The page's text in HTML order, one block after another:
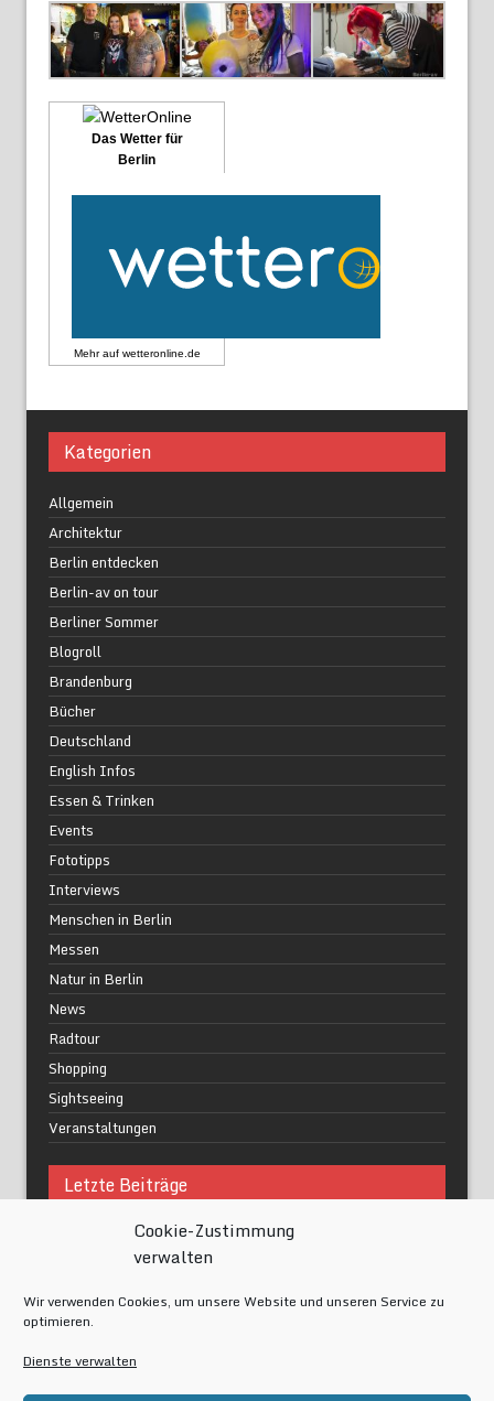
Cookie-Zustimmung
verwalten
Wir verwenden Cookies, um unsere Website und unseren Service zu
optimieren.
Dienste verwalten
Das Wetter für
Berlin
Mehr auf wetteronline.de
Kategorien
Allgemein
Architektur
Berlin entdecken
Berlin-av on tour
Berliner Sommer
Blogroll
Brandenburg
Bücher
Deutschland
English Infos
Essen & Trinken
Events
Fototipps
Interviews
Menschen in Berlin
Messen
Natur in Berlin
News
Radtour
Shopping
Sightseeing
Veranstaltungen
Letzte Beiträge
Was macht urbane Lebensqualität wirklich aus?
Grüne Oasen in Berlin
Festival of Lights Berlin 2024
Gesund schlafen im modernen Alltag